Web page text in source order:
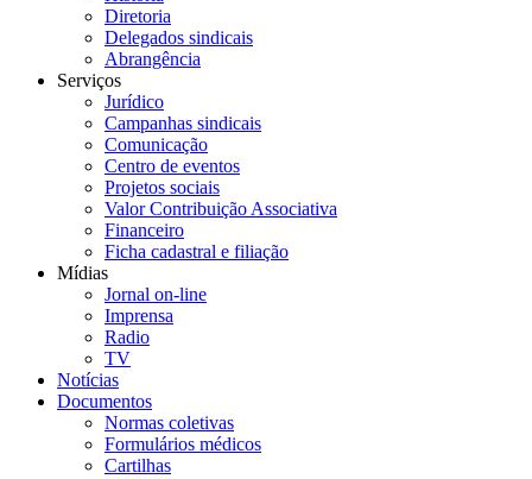
Diretoria
Delegados sindicais
Abrangência
Serviços
Jurídico
Campanhas sindicais
Comunicação
Centro de eventos
Projetos sociais
Valor Contribuição Associativa
Financeiro
Ficha cadastral e filiação
Mídias
Jornal on-line
Imprensa
Radio
TV
Notícias
Documentos
Normas coletivas
Formulários médicos
Cartilhas